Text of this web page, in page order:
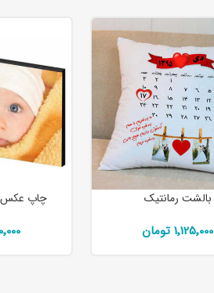
بالشت رمانتیک
1٬125٬000 تومان
چاپ عکس